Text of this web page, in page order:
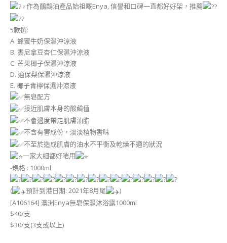
作為鴯鶓油產品始祖嘅Enya, 信譽和口碑一直都好好架，推薦
5款選:
A. 蜂蜜牛奶保濕沖涼液
B. 雲尼拿豆杏仁保濕沖涼液
C. 芒果椰子保濕沖涼液
D. 適保梨保濕沖涼液
E. 椰子青檸保濕沖涼液
無皂配方
接近肌膚本身的酸鹼值
不會過度帶走肌膚油脂
不含有害成份，淡淡植物香味
不至於造成肌膚的油水不平衡及乾燥不適的狀況
一家大細都好啱用
-規格 : 1000ml
( 預計到港日期: 2021年8月尾
)
[A106164] 澳洲Enya無皂保濕沐浴露1000ml
$40/支
$30/支(3支或以上)